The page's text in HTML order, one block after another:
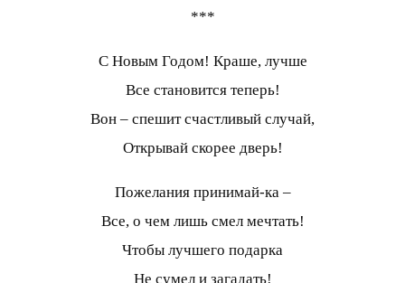
***
С Новым Годом! Краше, лучше
Все становится теперь!
Вон – спешит счастливый случай,
Открывай скорее дверь!
Пожелания принимай-ка –
Все, о чем лишь смел мечтать!
Чтобы лучшего подарка
Не сумел и загадать!